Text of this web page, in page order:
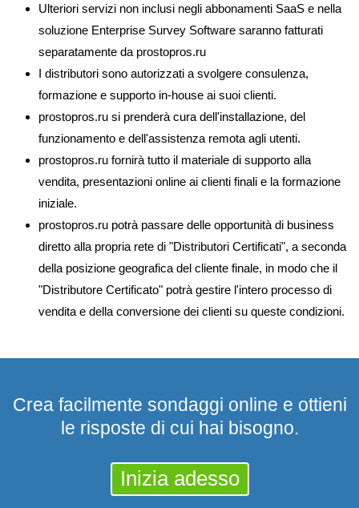
Ulteriori servizi non inclusi negli abbonamenti SaaS e nella
soluzione Enterprise Survey Software saranno fatturati
separatamente da prostopros.ru
I distributori sono autorizzati a svolgere consulenza,
formazione e supporto in-house ai suoi clienti.
prostopros.ru si prenderà cura dell'installazione, del
funzionamento e dell'assistenza remota agli utenti.
prostopros.ru fornirà tutto il materiale di supporto alla
vendita, presentazioni online ai clienti finali e la formazione
iniziale.
prostopros.ru potrà passare delle opportunità di business
diretto alla propria rete di "Distributori Certificati", a seconda
della posizione geografica del cliente finale, in modo che il
"Distributore Certificato" potrà gestire l'intero processo di
vendita e della conversione dei clienti su queste condizioni.
Crea facilmente sondaggi online e ottieni
le risposte di cui hai bisogno.
Inizia adesso